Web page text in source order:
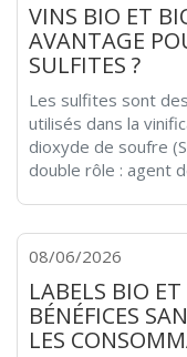
VINS BIO ET
AVANTAGE
SULFITES ?
Les sulfites sont
utilisés dans la
dioxyde de soufre
double rôle : agent
08/06/2026
LABELS BIO
BÉNÉFICES
LES